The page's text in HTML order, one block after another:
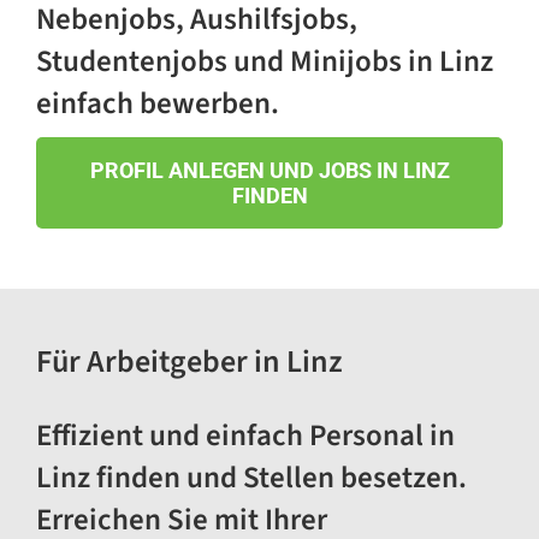
Küchen (m/w/d)
4600 Wels
Lehre im Lebensmitteleinzelhandel
geringfügig bis Teilzeit
Teamleitung Customer Service
(m/w/d) - Führungskraft
Kundendienst
4063 Hörsching
Nebenjobs, Aushilfsjobs,
Studentenjobs und Minijobs in Linz
einfach bewerben.
PROFIL ANLEGEN UND JOBS IN LINZ
FINDEN
Für Arbeitgeber in Linz
Effizient und einfach Personal in
Linz finden und Stellen besetzen.
Erreichen Sie mit Ihrer